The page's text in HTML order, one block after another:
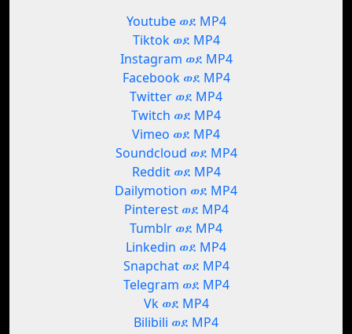
Youtube ወደ MP4
Tiktok ወደ MP4
Instagram ወደ MP4
Facebook ወደ MP4
Twitter ወደ MP4
Twitch ወደ MP4
Vimeo ወደ MP4
Soundcloud ወደ MP4
Reddit ወደ MP4
Dailymotion ወደ MP4
Pinterest ወደ MP4
Tumblr ወደ MP4
Linkedin ወደ MP4
Snapchat ወደ MP4
Telegram ወደ MP4
Vk ወደ MP4
Bilibili ወደ MP4